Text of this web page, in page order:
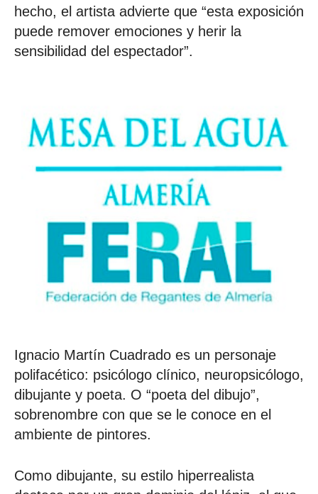
hecho, el artista advierte que “esta exposición
puede remover emociones y herir la
sensibilidad del espectador”.
Ignacio Martín Cuadrado es un personaje
polifacético: psicólogo clínico, neuropsicólogo,
dibujante y poeta. O “poeta del dibujo”,
sobrenombre con que se le conoce en el
ambiente de pintores.
Como dibujante, su estilo hiperrealista